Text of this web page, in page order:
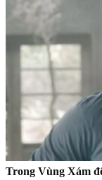
Trong Vùng Xám